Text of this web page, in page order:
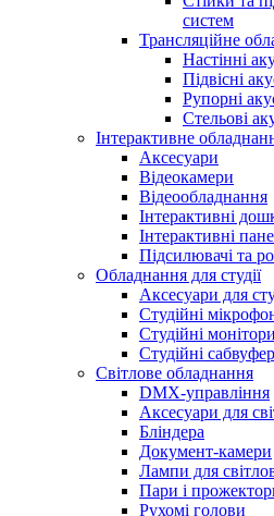
систем
Трансляційне
Настінні
Підвісні
Рупорні
Стельові
Інтерактивне
Аксесуари
Відеокамери
Відеообладнання
Інтерактивні
Інтерактивні
Підсилювачі та
Обладнання для студії
Аксесуари для
Студійні
Студійні монітори
Студійні
Світлове обладнання
DMX-управління
Аксесуари для
Бліндера
Документ-камери
Лампи для
Пари і
Рухомі голови